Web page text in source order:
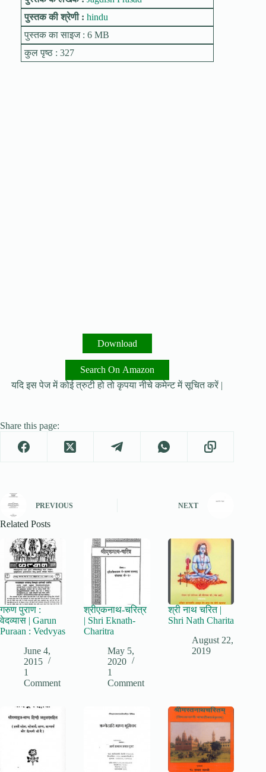
पुस्तक की श्रेणी : hindu
पुस्तक का साइज : 6 MB
कुल पृष्ठ : 327
Download
Search On Amazon
यदि इस पेज में कोई त्रुटी हो तो कृपया नीचे कमेन्ट में सूचित करें |
Share this page:
PREVIOUS NEXT
Related Posts
गरुण पुराण :
वेदव्यास | Garun
Puraan : Vedvyas
June 4,
2015
1
Comment
श्रीएकनाथ-चरित्र
| Shri Eknath-
Charitra
May 5,
2020
1
Comment
श्री नाथ चरित |
Shri Nath Charita
August 22,
2019